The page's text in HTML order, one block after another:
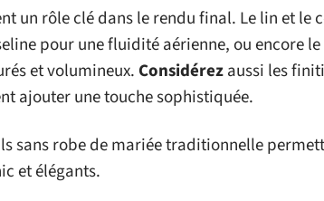
un rôle clé dans le rendu final. Le lin et le
pour une fluidité aérienne, ou encore
et volumineux. Considérezaussi les
ajouter une touche sophistiquée.
sans robe de mariée traditionnelle
et élégants.